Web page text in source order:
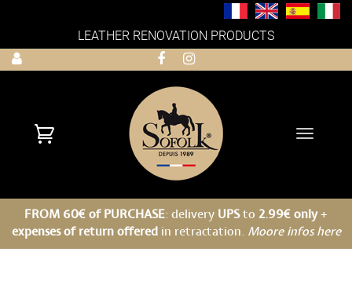
LEATHER RENOVATION PRODUCTS
Toggle
FROM 60€ of PURCHASE: delivery UPSto 2.99€ only+
expenses of return offeredin retractation. Moore infos here